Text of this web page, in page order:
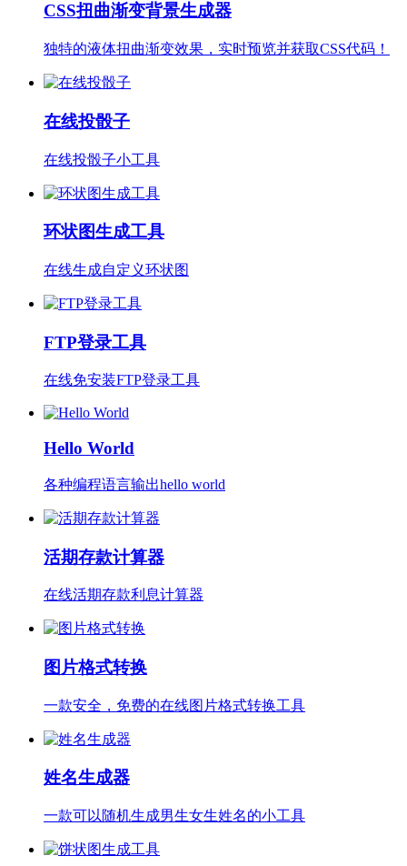
CSS扭曲渐变背景生成器
独特的液体扭曲渐变效果，实时预览并获取CSS代码！
在线投骰子
在线投骰子小工具
环状图生成工具
在线生成自定义环状图
FTP登录工具
在线免安装FTP登录工具
Hello World
各种编程语言输出hello world
活期存款计算器
在线活期存款利息计算器
图片格式转换
一款安全，免费的在线图片格式转换工具
姓名生成器
一款可以随机生成男生女生姓名的小工具